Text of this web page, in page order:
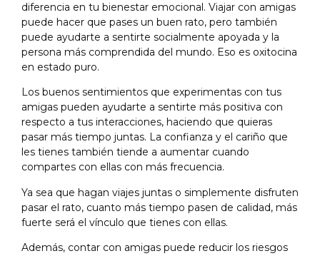
diferencia en tu bienestar emocional. Viajar con amigas
puede hacer que pases un buen rato, pero también
puede ayudarte a sentirte socialmente apoyada y la
persona más comprendida del mundo. Eso es oxitocina
en estado puro.
Los buenos sentimientos que experimentas con tus
amigas pueden ayudarte a sentirte más positiva con
respecto a tus interacciones, haciendo que quieras
pasar más tiempo juntas. La confianza y el cariño que
les tienes también tiende a aumentar cuando
compartes con ellas con más frecuencia.
Ya sea que hagan viajes juntas o simplemente disfruten
pasar el rato, cuanto más tiempo pasen de calidad, más
fuerte será el vínculo que tienes con ellas.
Además, contar con amigas puede reducir los riesgos